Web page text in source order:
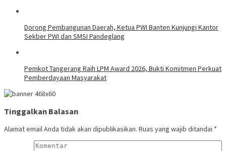
Dorong Pembangunan Daerah, Ketua PWI Banten Kunjungi Kantor
Sekber PWI dan SMSI Pandeglang
Pemkot Tangerang Raih LPM Award 2026, Bukti Komitmen Perkuat
Pemberdayaan Masyarakat
Tinggalkan Balasan
Alamat email Anda tidak akan dipublikasikan. Ruas yang wajib ditandai *